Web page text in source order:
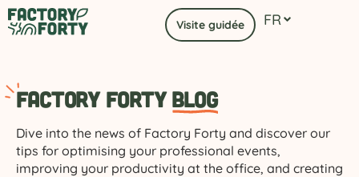
FR
EN
Visite guidée
Factory FortyBlog
Dive into the news of Factory Forty and discover our
tips for optimising your professional events,
improving your productivity at the office, and creating